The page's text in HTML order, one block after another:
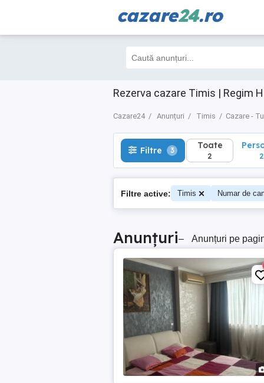
cazare24.ro
Rezerva cazare Timis | Regim
Cazare24 Anunțuri Timis Cazare -
Filtre 3 Toate
2
Filtre 3 Toate
2 2
Filtre active: Timis Numar de
Anunțuri– Anunțuri pe